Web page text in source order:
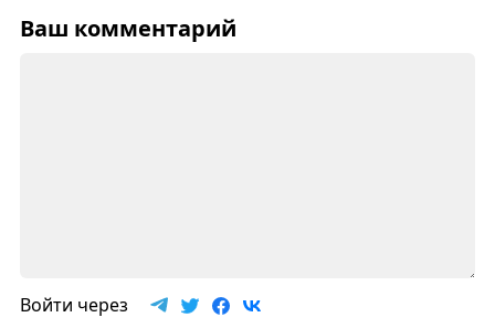
Ваш комментарий
Войти через